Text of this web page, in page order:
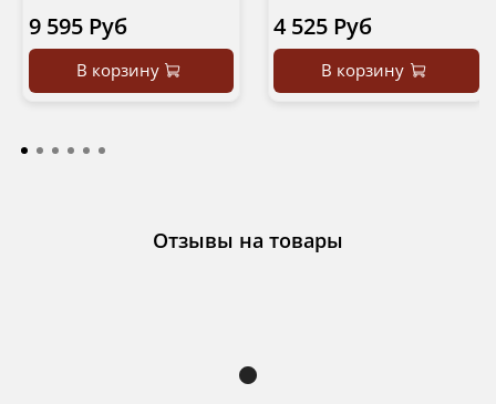
9 595 Руб
В корзину
4 525 Руб
В корзину
Отзывы на товары